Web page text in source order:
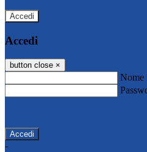
Accedi
Accedi
button close ×
Nome
-